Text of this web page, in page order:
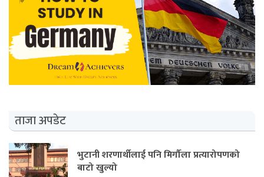
ताजा अपडेट
भुटानी शरणार्थीलाई पनि मिर्गौला प्रत्यारोपणको
बाटो खुल्यो